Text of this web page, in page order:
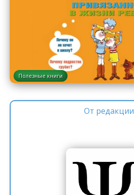
Полезные книги
От редакции